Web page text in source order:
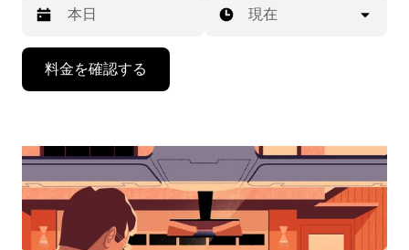
で
ン
ダ
現在
料金を確認する